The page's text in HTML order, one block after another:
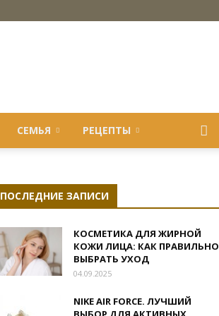
СЕМЬЯ РЕЦЕПТЫ
ПОСЛЕДНИЕ ЗАПИСИ
КОСМЕТИКА ДЛЯ ЖИРНОЙ
КОЖИ ЛИЦА: КАК ПРАВИЛЬНО
ВЫБРАТЬ УХОД
04.09.2025
NIKE AIR FORCE. ЛУЧШИЙ